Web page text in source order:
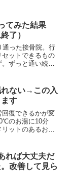
てみた結果
了）
通った接骨院。行
ットできるもの
ずっと通い続け
ない→この入
す
復できるかが変
のお湯に10分
ットのあるお風
めにもお風呂は
れば大丈夫だ
改善して見ら